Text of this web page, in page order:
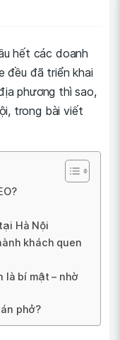
hết các doanh
đều đã triển khai
phương thì sao,
trong bài viết
Hà Nội
khách quen
là bí mật – nhờ
phở?